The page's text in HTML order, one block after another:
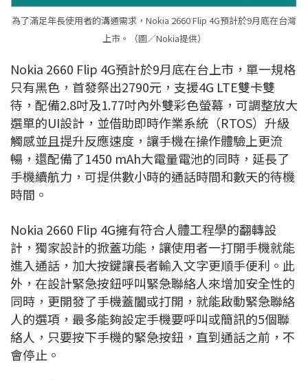
為了滿足年長使用者的溝通需求，Nokia 2660 Flip 4G預計於9月底在台灣
上市。（圖／Nokia提供）
Nokia 2660 Flip 4G預計於9月底在台上市，單一規格
只有黑色，首發祭出2790元，支援4G LTE雙卡雙
待，配備2.8吋及1.77吋內外雙彩色螢幕，可調整放大
選單的UI設計，並借助即時作業系統（RTOS）升級
觸感並且提升反應速度，讓手機在操作體驗上更流
暢，還配備了1450 mAh大電量電池的同時，延長了
手機續航力，可提供數小時的通話時間和數天的待機
時間。
Nokia 2660 Flip 4G擁有符合人體工程學的翻轉設
計，獨家設計的掀蓋功能，讓使用者一打開手機就能
進入通話，加大按鍵讓長者輸入文字更順手便利。此
外，在設計緊急按鈕呼叫緊急聯絡人來增加安全性的
同時，更開發了手機蓋闔或打開，就能啟動緊急聯絡
人的選項，最多能夠設定手機要呼叫或簡訊的5個聯
絡人，只要按下手機的緊急按鈕，直到通話之前，不
會停止。